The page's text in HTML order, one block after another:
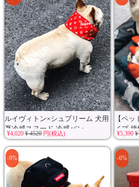
ルイヴィトン×シュプリーム 犬用
夏冷感スヌード 冷感バン...
¥4,020 ¥ 4520円(税込)
【ペ
イプ
¥5,390
-9% -6%